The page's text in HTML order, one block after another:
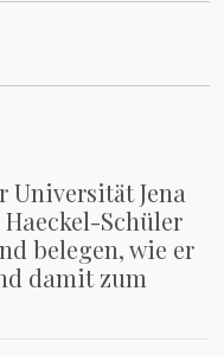
Universität Jena
Schüler
belegen, wie er
damit zum